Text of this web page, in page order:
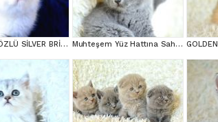
BONCUK GÖZLÜ SİLVER BRİTİSH SHORTHAİR NS1133 Muhteşem Yüz Hattına Sahip gri british shorthair